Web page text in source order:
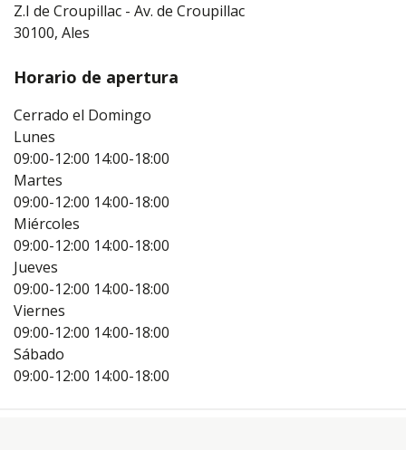
Z.I de Croupillac - Av. de Croupillac
30100, Ales
Horario de apertura
Cerrado el Domingo
Lunes
09:00-12:00 14:00-18:00
Martes
09:00-12:00 14:00-18:00
Miércoles
09:00-12:00 14:00-18:00
Jueves
09:00-12:00 14:00-18:00
Viernes
09:00-12:00 14:00-18:00
Sábado
09:00-12:00 14:00-18:00